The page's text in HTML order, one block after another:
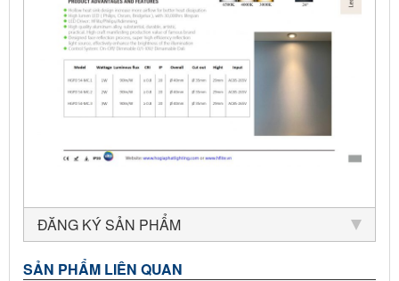
ĐĂNG KÝ SẢN PHẨM
SẢN PHẨM LIÊN QUAN